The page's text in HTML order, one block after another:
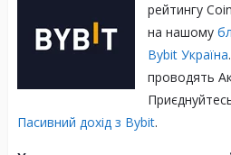
рейтингу
на нашому
Bybit Україна
проводять
Пасивний дохід з Bybit.